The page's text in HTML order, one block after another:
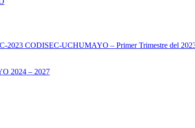
2023 CODISEC-UCHUMAYO – Primer Trimestre del
2024 – 2027